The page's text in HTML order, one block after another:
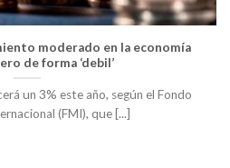
moderado en la economía
de forma ‘debil’
un 3% este año, según el Fondo
(FMI), que [...]